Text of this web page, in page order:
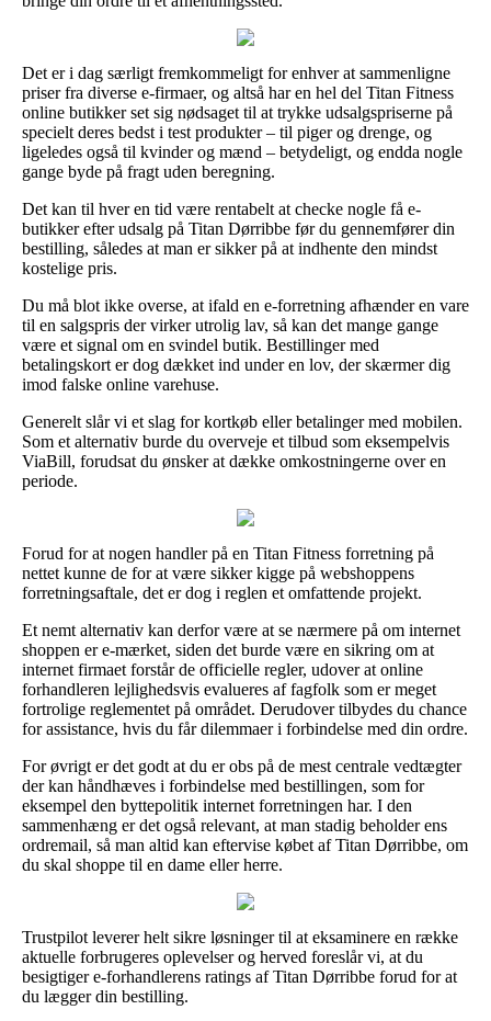
Det er i dag særligt fremkommeligt for enhver at sammenligne
priser fra diverse e-firmaer, og altså har en hel del Titan Fitness
online butikker set sig nødsaget til at trykke udsalgspriserne på
specielt deres bedst i test produkter – til piger og drenge, og
ligeledes også til kvinder og mænd – betydeligt, og endda nogle
gange byde på fragt uden beregning.
Det kan til hver en tid være rentabelt at checke nogle få e-
butikker efter udsalg på Titan Dørribbe før du gennemfører din
bestilling, således at man er sikker på at indhente den mindst
kostelige pris.
Du må blot ikke overse, at ifald en e-forretning afhænder en vare
til en salgspris der virker utrolig lav, så kan det mange gange
være et signal om en svindel butik. Bestillinger med
betalingskort er dog dækket ind under en lov, der skærmer dig
imod falske online varehuse.
Generelt slår vi et slag for kortkøb eller betalinger med mobilen.
Som et alternativ burde du overveje et tilbud som eksempelvis
ViaBill, forudsat du ønsker at dække omkostningerne over en
periode.
Forud for at nogen handler på en Titan Fitness forretning på
nettet kunne de for at være sikker kigge på webshoppens
forretningsaftale, det er dog i reglen et omfattende projekt.
Et nemt alternativ kan derfor være at se nærmere på om internet
shoppen er e-mærket, siden det burde være en sikring om at
internet firmaet forstår de officielle regler, udover at online
forhandleren lejlighedsvis evalueres af fagfolk som er meget
fortrolige reglementet på området. Derudover tilbydes du chance
for assistance, hvis du får dilemmaer i forbindelse med din ordre.
For øvrigt er det godt at du er obs på de mest centrale vedtægter
der kan håndhæves i forbindelse med bestillingen, som for
eksempel den byttepolitik internet forretningen har. I den
sammenhæng er det også relevant, at man stadig beholder ens
ordremail, så man altid kan eftervise købet af Titan Dørribbe, om
du skal shoppe til en dame eller herre.
Trustpilot leverer helt sikre løsninger til at eksaminere en række
aktuelle forbrugeres oplevelser og herved foreslår vi, at du
besigtiger e-forhandlerens ratings af Titan Dørribbe forud for at
du lægger din bestilling.